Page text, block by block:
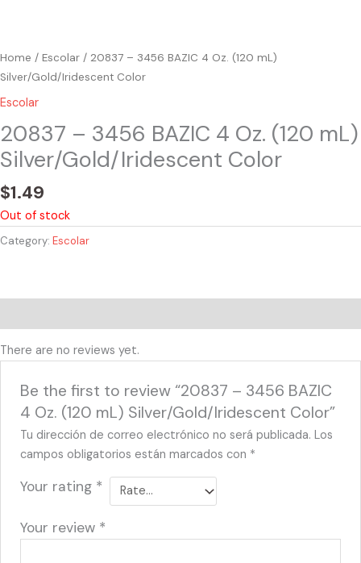
Home / Escolar / 20837 – 3456 BAZIC 4 Oz. (120 mL)
Silver/Gold/Iridescent Color
Escolar
20837 – 3456 BAZIC 4 Oz. (120 mL)
Silver/Gold/Iridescent Color
$1.49
Out of stock
Category: Escolar
There are no reviews yet.
Be the first to review “20837 – 3456 BAZIC
4 Oz. (120 mL) Silver/Gold/Iridescent Color”
Tu dirección de correo electrónico no será publicada. Los
campos obligatorios están marcados con *
Your rating *
Your review *